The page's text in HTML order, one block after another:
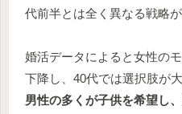
代前半とは全く異なる戦略が
婚活データによると女性の
下降し、40代では選択肢が
男性の多くが子供を希望し